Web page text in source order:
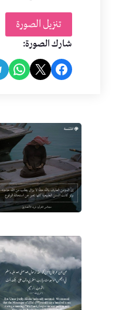
تنزيل الصورة
شارك الصورة:
Share on Facebook
Share on X